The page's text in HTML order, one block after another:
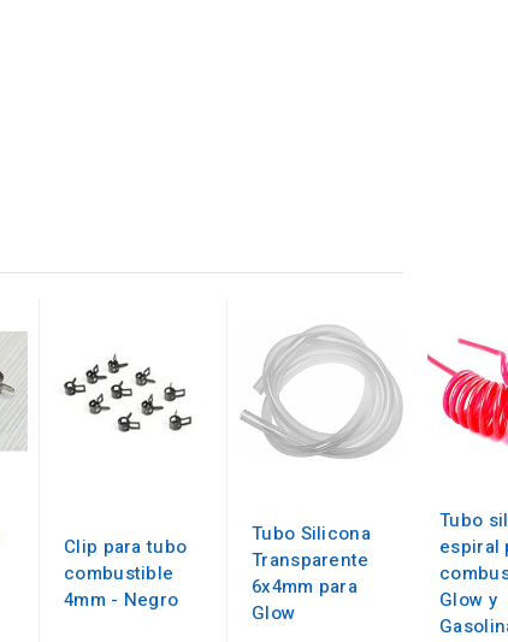
Clip para tubo
combustible
4mm - Negro
Tubo Silicona
Transparente
6x4mm para
Glow
Tubo
espiral
Glow y